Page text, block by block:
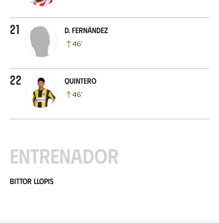
21 D. Fernández
46’
22 Quintero
46’
Entrenador
Bittor Llopis